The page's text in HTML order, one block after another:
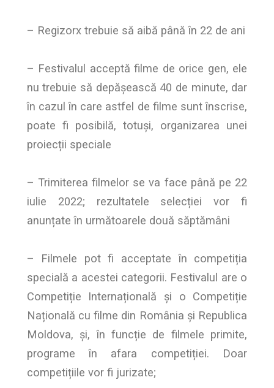
– Regizorx trebuie să aibă până în 22 de ani
– Festivalul acceptă filme de orice gen, ele
nu trebuie să depășească 40 de minute, dar
în cazul în care astfel de filme sunt înscrise,
poate fi posibilă, totuși, organizarea unei
proiecții speciale
– Trimiterea filmelor se va face până pe 22
iulie 2022; rezultatele selecției vor fi
anunțate în următoarele două săptămâni
– Filmele pot fi acceptate în competiția
specială a acestei categorii. Festivalul are o
Competiție Internațională și o Competiție
Națională cu filme din România și Republica
Moldova, și, în funcție de filmele primite,
programe în afara competiției. Doar
competițiile vor fi jurizate;